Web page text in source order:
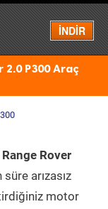
İNDİR
Menü
2.0 P300 Araç
Rover
arızasız
motor